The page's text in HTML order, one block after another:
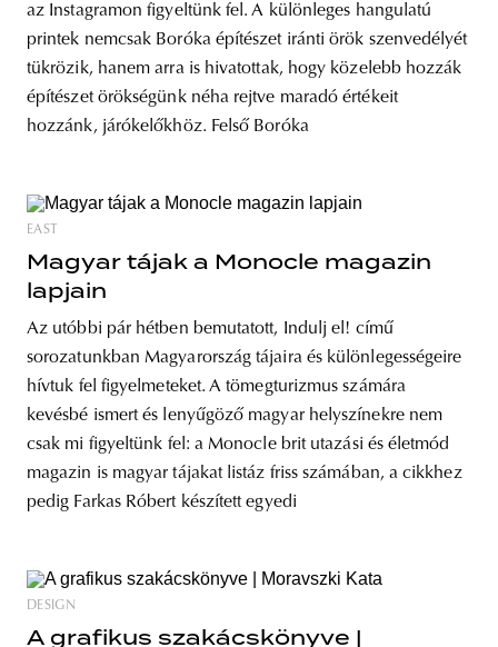
az Instagramon figyeltünk fel. A különleges hangulatú
printek nemcsak Boróka építészet iránti örök szenvedélyét
tükrözik, hanem arra is hivatottak, hogy közelebb hozzák
építészet örökségünk néha rejtve maradó értékeit
hozzánk, járókelőkhöz. Felső Boróka
EAST
Magyar tájak a Monocle magazin
lapjain
Az utóbbi pár hétben bemutatott, Indulj el! című
sorozatunkban Magyarország tájaira és különlegességeire
hívtuk fel figyelmeteket. A tömegturizmus számára
kevésbé ismert és lenyűgöző magyar helyszínekre nem
csak mi figyeltünk fel: a Monocle brit utazási és életmód
magazin is magyar tájakat listáz friss számában, a cikkhez
pedig Farkas Róbert készített egyedi
DESIGN
A grafikus szakácskönyve |